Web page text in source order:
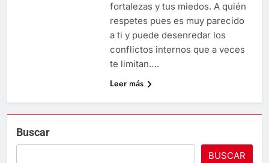
fortalezas y tus miedos. A quién
respetes pues es muy parecido
a ti y puede desenredar los
conflictos internos que a veces
te limitan….
Leer más
Buscar
BUSCAR